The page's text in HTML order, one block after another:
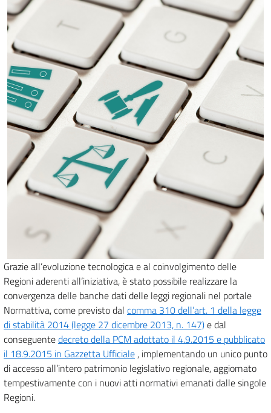
Grazie all’evoluzione tecnologica e al coinvolgimento delle
Regioni aderenti all’iniziativa, è stato possibile realizzare la
convergenza delle banche dati delle leggi regionali nel portale
Normattiva, come previsto dal comma 310 dell’art. 1 della legge
di stabilità 2014 (legge 27 dicembre 2013, n. 147)e dal
conseguentedecreto della PCM adottato il 4.9.2015 e pubblicato
il 18.9.2015 in Gazzetta Ufficiale , implementando un unico punto
di accesso all’intero patrimonio legislativo regionale, aggiornato
tempestivamente con i nuovi atti normativi emanati dalle singole
Regioni.